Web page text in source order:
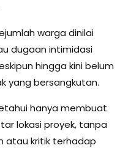
warga dinilai
dugaan intimidasi
hingga kini belum
yang bersangkutan.
hanya membuat
lokasi proyek, tanpa
atau kritik terhadap